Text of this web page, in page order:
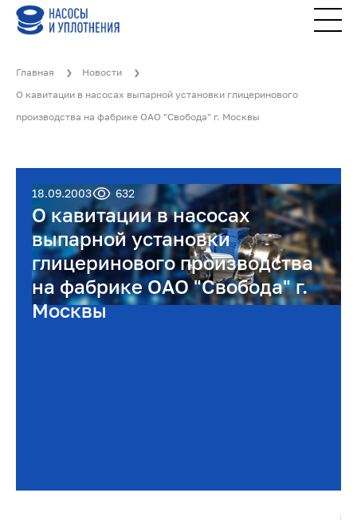
Главная
Новости
О кавитации в насосах выпарной установки глицеринового
производства на фабрике ОАО "Свобода" г. Москвы
18.09.2003 632
О кавитации в насосах
выпарной установки
глицеринового производства
на фабрике ОАО "Свобода" г.
Москвы